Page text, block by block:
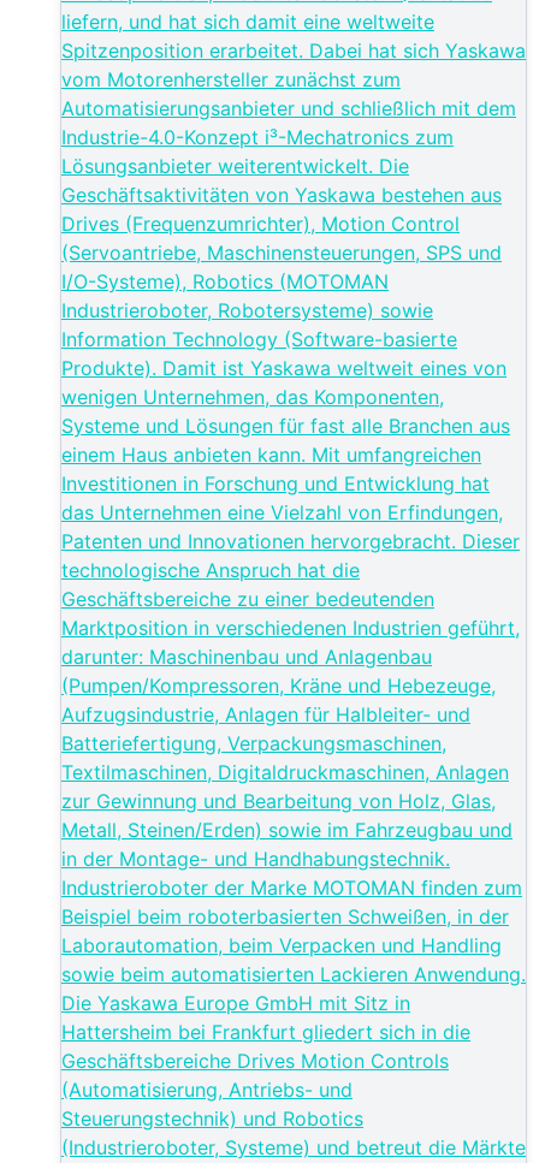
liefern, und hat sich damit eine weltweite
Spitzenposition erarbeitet. Dabei hat sich Yaskawa
vom Motorenhersteller zunächst zum
Automatisierungsanbieter und schließlich mit dem
Industrie-4.0-Konzept i³-Mechatronics zum
Lösungsanbieter weiterentwickelt. Die
Geschäftsaktivitäten von Yaskawa bestehen aus
Drives (Frequenzumrichter), Motion Control
(Servoantriebe, Maschinensteuerungen, SPS und
I/O-Systeme), Robotics (MOTOMAN
Industrieroboter, Robotersysteme) sowie
Information Technology (Software-basierte
Produkte). Damit ist Yaskawa weltweit eines von
wenigen Unternehmen, das Komponenten,
Systeme und Lösungen für fast alle Branchen aus
einem Haus anbieten kann. Mit umfangreichen
Investitionen in Forschung und Entwicklung hat
das Unternehmen eine Vielzahl von Erfindungen,
Patenten und Innovationen hervorgebracht. Dieser
technologische Anspruch hat die
Geschäftsbereiche zu einer bedeutenden
Marktposition in verschiedenen Industrien geführt,
darunter: Maschinenbau und Anlagenbau
(Pumpen/Kompressoren, Kräne und Hebezeuge,
Aufzugsindustrie, Anlagen für Halbleiter- und
Batteriefertigung, Verpackungsmaschinen,
Textilmaschinen, Digitaldruckmaschinen, Anlagen
zur Gewinnung und Bearbeitung von Holz, Glas,
Metall, Steinen/Erden) sowie im Fahrzeugbau und
in der Montage- und Handhabungstechnik.
Industrieroboter der Marke MOTOMAN finden zum
Beispiel beim roboterbasierten Schweißen, in der
Laborautomation, beim Verpacken und Handling
sowie beim automatisierten Lackieren Anwendung.
Die Yaskawa Europe GmbH mit Sitz in
Hattersheim bei Frankfurt gliedert sich in die
Geschäftsbereiche Drives Motion Controls
(Automatisierung, Antriebs- und
Steuerungstechnik) und Robotics
(Industrieroboter, Systeme) und betreut die Märkte